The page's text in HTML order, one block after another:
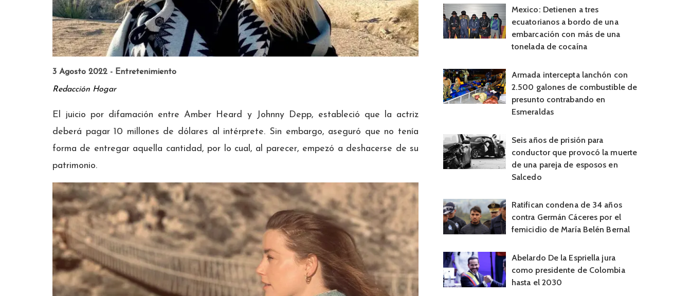
3 Agosto 2022 - Entretenimiento
Redacción Hogar
El juicio por difamación entre Amber Heard y Johnny Depp, estableció que la actriz
deberá pagar 10 millones de dólares al intérprete. Sin embargo, aseguró que no tenía
forma de entregar aquella cantidad, por lo cual, al parecer, empezó a deshacerse de su
patrimonio.
Mexico: Detienen a tres
ecuatorianos a bordo de una
embarcación con más de una
tonelada de cocaína
Armada intercepta lanchón con
2.500 galones de combustible de
presunto contrabando en
Esmeraldas
Seis años de prisión para
conductor que provocó la muerte
de una pareja de esposos en
Salcedo
Ratifican condena de 34 años
contra Germán Cáceres por el
femicidio de María Belén Bernal
Abelardo De la Espriella jura
como presidente de Colombia
hasta el 2030